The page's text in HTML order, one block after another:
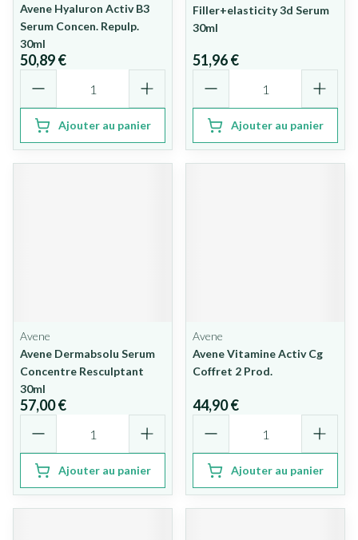
Avene Hyaluron Activ B3
Serum Concen. Repulp.
30ml
50,89 €
Ajouter au panier
Filler+elasticity 3d Serum
30ml
51,96 €
Ajouter au panier
Avene
Avene Dermabsolu Serum
Concentre Resculptant
30ml
57,00 €
Ajouter au panier
Avene
Avene Vitamine Activ Cg
Coffret 2 Prod.
44,90 €
Ajouter au panier